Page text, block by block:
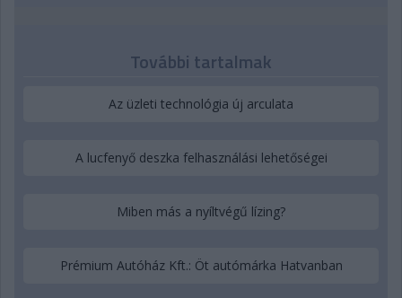
További tartalmak
Az üzleti technológia új arculata
A lucfenyő deszka felhasználási lehetőségei
Miben más a nyíltvégű lízing?
Prémium Autóház Kft.: Öt autómárka Hatvanban